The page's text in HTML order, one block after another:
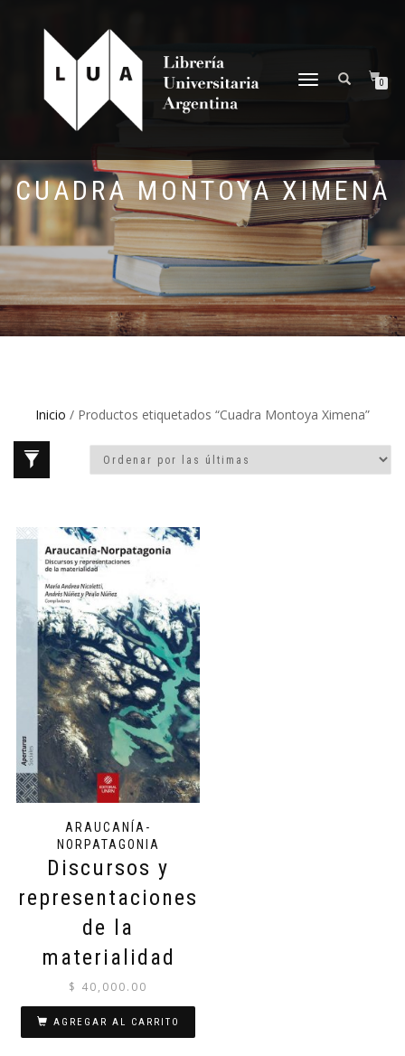
NAVEGACIÓN
0
CUADRA MONTOYA XIMENA
Inicio / Productos etiquetados “Cuadra Montoya Ximena”
ARAUCANÍA-
NORPATAGONIA
Discursos y
representaciones
de la
materialidad
$ 40,000.00
AGREGAR AL CARRITO